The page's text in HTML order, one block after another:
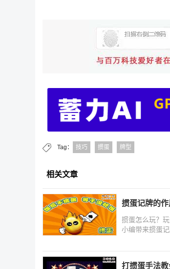
Tag： 技巧 掼蛋 牌型
相关文章
掼蛋记牌的
掼蛋怎么玩？
小编带来掼蛋
打掼蛋手法